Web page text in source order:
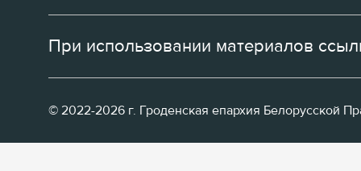
При использовании материалов
© 2022-2026 г. Гроденская епархия Белорусской